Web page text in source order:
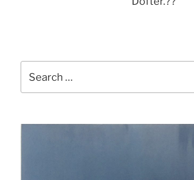
for: